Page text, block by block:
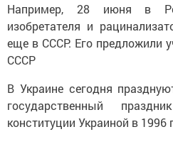
Например, 28 июня в
изобретателя и
еще в СССР. Его предложили
СССР
В Украине сегодня
государственный
конституции Украиной в 1996